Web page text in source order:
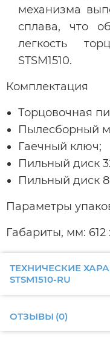
механизма
сплава, что
легкость
STSM1510.
Комплектация
Торцовочная
Пылесборный
Гаечный ключ;
Пильный диск
Пильный диск
Параметры
Габариты, мм: 612
ТЕХНИЧЕСКИЕ
STSM1510-RU
ОТЗЫВЫ (0)